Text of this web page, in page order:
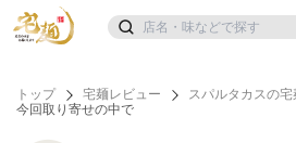
トップ 宅麺レビュー
スパルタカスの
今回取り寄せの中で